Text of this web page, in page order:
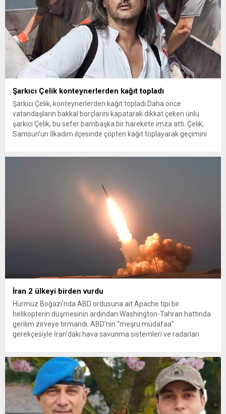
Şarkıcı Çelik konteynerlerden kağıt topladı
Şarkıcı Çelik, konteynerlerden kağıt topladı Daha önce
vatandaşların bakkal borçlarını kapatarak dikkat çeken ünlü
şarkıcı Çelik, bu sefer bambaşka bir harekete imza attı. Çelik,
Samsun’un İlkadım ilçesinde çöpten kağıt toplayarak geçimini
İran 2 ülkeyi birden vurdu
Hürmüz Boğazı’nda ABD ordusuna ait Apache tipi bir
helikopterin düşmesinin ardından Washington-Tahran hattında
gerilim zirveye tırmandı. ABD’nin “meşru müdafaa”
gerekçesiyle İran’daki hava savunma sistemleri ve radarları
yeni bir ABD saldırısına anında yanıt verileceğini duyurdu....